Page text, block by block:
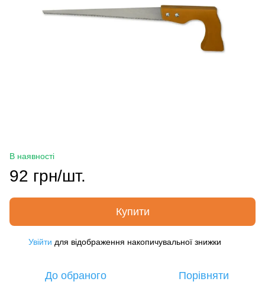
В наявності
92 грн/шт.
Купити
Увійти для відображення накопичувальної знижки
До обраного Порівняти